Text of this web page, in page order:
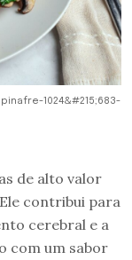
1024&#215;683-
de alto valor
contribui para
cerebral e a
com um sabor